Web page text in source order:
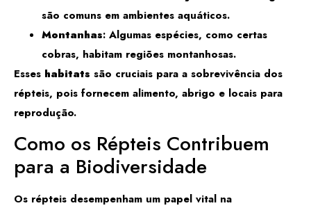
são comuns em ambientes aquáticos.
Montanhas: Algumas espécies, como certas
cobras, habitam regiões montanhosas.
Esses habitats são cruciais para a sobrevivência dos
répteis, pois fornecem alimento, abrigo e locais para
reprodução.
Como os Répteis Contribuem
para a Biodiversidade
Os répteis desempenham um papel vital na